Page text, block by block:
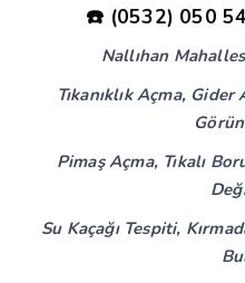
☎️ (0532) 050
Nallıhan
Tıkanıklık Açma,
Pimaş Açma, Tıkalı
Su Kaçağı Tespiti,